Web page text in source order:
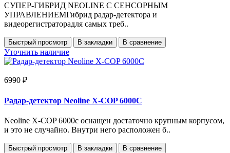
СУПЕР-ГИБРИД NEOLINE С СЕНСОРНЫМ
УПРАВЛЕНИЕМГибрид радар-детектора и
видеорегистраторадля самых треб..
Быстрый просмотр В закладки В сравнение
Уточнить наличие
6990 ₽
Радар-детектор Neoline X-COP 6000C
Neoline X-COP 6000c оснащен достаточно крупным корпусом,
и это не случайно. Внутри него расположен б..
Быстрый просмотр В закладки В сравнение